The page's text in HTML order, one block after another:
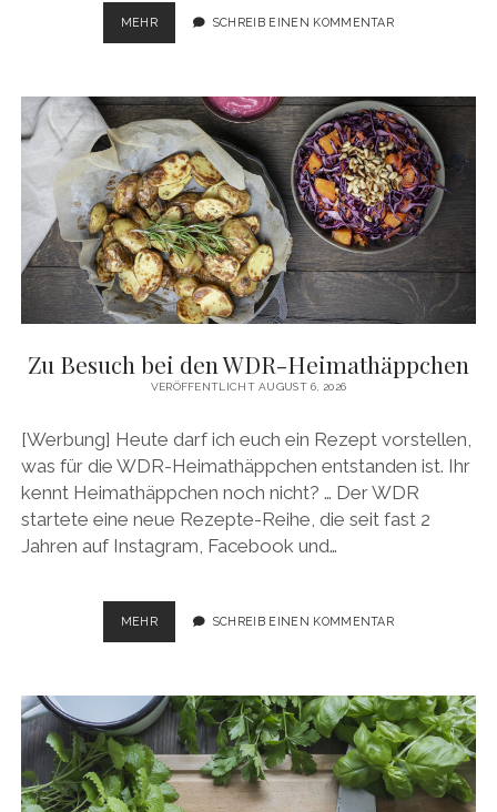
MEHRREISSALAT
MIT
SAISON
SCHREIB EINEN KOMMENTAR
Zu Besuch bei den WDR-Heimathäppchen
VERÖFFENTLICHT AUGUST 6, 2026
[Werbung] Heute darf ich euch ein Rezept vorstellen,
was für die WDR-Heimathäppchen entstanden ist. Ihr
kennt Heimathäppchen noch nicht? … Der WDR
startete eine neue Rezepte-Reihe, die seit fast 2
Jahren auf Instagram, Facebook und…
MEHRZU
BESUCH
WDR-
HEIMATHÄPPCHEN
SCHREIB EINEN KOMMENTAR